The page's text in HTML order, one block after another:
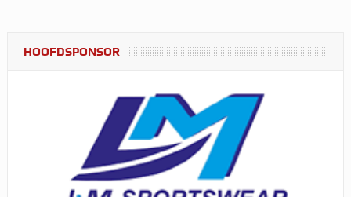
HOOFDSPONSOR